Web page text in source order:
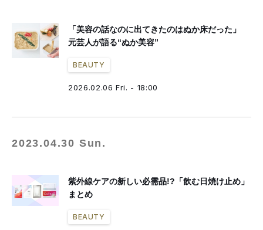
「美容の話なのに出てきたのはぬか床だった」
元芸人が語る“ぬか美容”
BEAUTY
2026.02.06 Fri. - 18:00
2023.04.30 Sun.
紫外線ケアの新しい必需品!?「飲む日焼け止め」
まとめ
BEAUTY